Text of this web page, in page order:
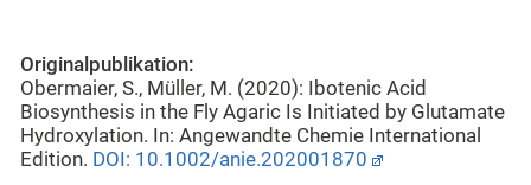
Originalpublikation:
Obermaier, S., Müller, M. (2020): Ibotenic Acid
Biosynthesis in the Fly Agaric Is Initiated by Glutamate
Hydroxylation. In: Angewandte Chemie International
Edition. DOI: 10.1002/anie.202001870